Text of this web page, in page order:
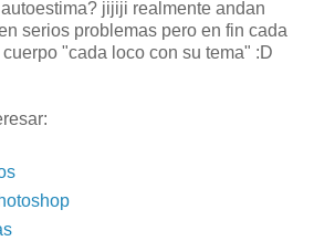
jijiji realmente andan
serios problemas pero en fin cada
"cada loco con su tema" :D